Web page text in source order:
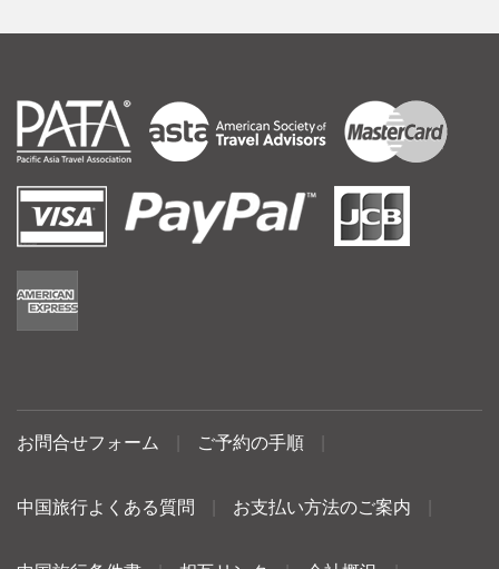
お問合せフォーム ご予約の手順
中国旅行よくある質問 お支払い方法のご案内